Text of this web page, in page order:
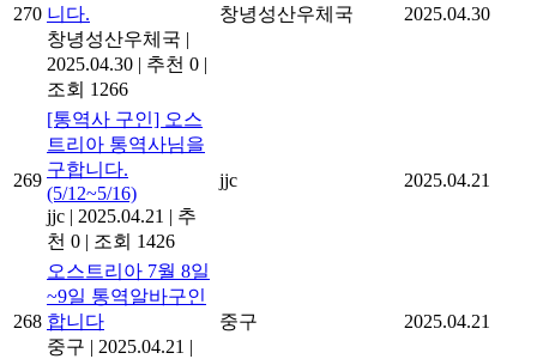
270 니다.
창녕성산우체국 |
2025.04.30 | 추천 0 |
조회 1266
창녕성산우체국 2025.04.30
269
[통역사 구인] 오스
트리아 통역사님을
구합니다.
(5/12~5/16)
jjc | 2025.04.21 | 추
천 0 | 조회 1426
jjc 2025.04.21
268
오스트리아 7월 8일
~9일 통역알바구인
합니다
중구 | 2025.04.21 |
중구 2025.04.21